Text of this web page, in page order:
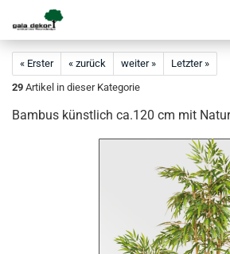
« Erster « zurück weiter »
Letzter »
29 Artikel in dieser Kategorie
Bambus künstlich ca.120 cm mit